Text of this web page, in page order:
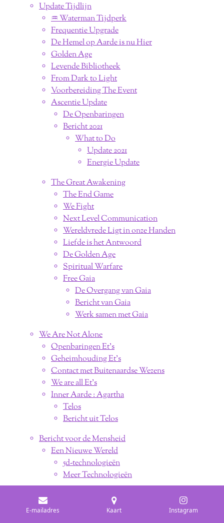
Update Tijdlijn
♒︎ Waterman Tijdperk
Frequentie Upgrade
De Hemel op Aarde is nu Hier
Golden Age
Levende Bibliotheek
From Dark to Light
Voorbereiding The Event
Ascentie Update
De Openbaringen
Bericht 2021
What to Do
Update 2021
Energie Update
The Great Awakening
The End Game
We Fight
Next Level Communication
Wereldvrede Ligt in onze Handen
Liefde is het Antwoord
De Golden Age
Spiritual Warfare
Free Gaia
De Overgang van Gaia
Bericht van Gaia
Werk samen met Gaia
We Are Not Alone
Openbaringen Et's
Geheimhouding Et's
Contact met Buitenaardse Wezens
We are all Et's
Inner Aarde : Agartha
Telos
Bericht uit Telos
Bericht voor de Mensheid
Een Nieuwe Wereld
5d-technologieën
Meer Technologieën
The Time is Now 2022
E-mailadres Kaart Instagram